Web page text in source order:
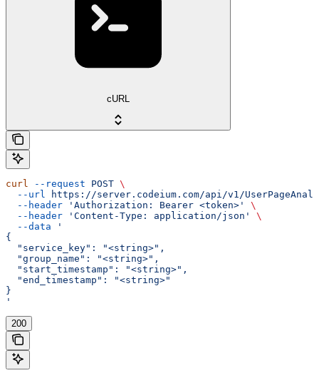
cURL
curl --request POST \
  --url
https://server.codeium.com/api/v1/
  --header
'Authorization: Bearer <token>'
\
  --header
'Content-Type: application/json'
\
  --data
'
{
  "service_key": "<string>",
  "group_name": "<string>",
  "start_timestamp": "<string>",
  "end_timestamp": "<string>"
}
'
200